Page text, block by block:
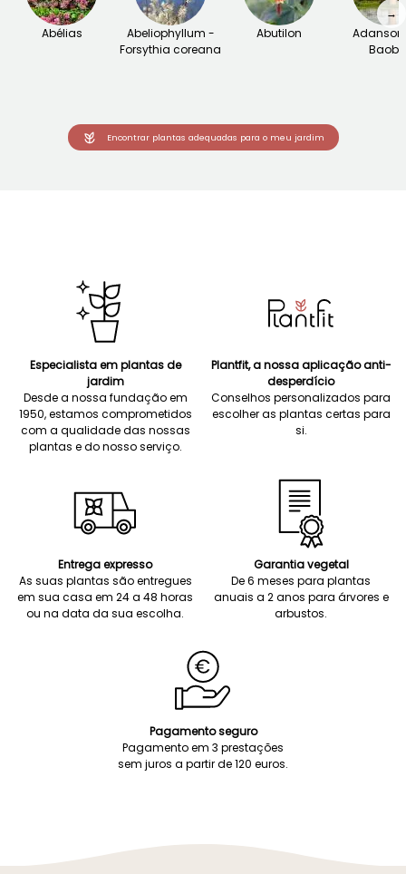
Abélias
Abeliophyllum -
Forsythia coreana
Abutilon
Baobá
→
Encontrar plantas adequadas para o meu jardim
Especialista em plantas de
jardim
Desde a nossa fundação em
1950, estamos comprometidos
com a qualidade das nossas
plantas e do nosso serviço.
Plantfit, a nossa aplicação anti-
desperdício
Conselhos personalizados para
escolher as plantas certas para
si.
Entrega expresso
As suas plantas são entregues
em sua casa em 24 a 48 horas
ou na data da sua escolha.
Garantia vegetal
De 6 meses para plantas
anuais a 2 anos para árvores e
arbustos.
Pagamento seguro
Pagamento em 3 prestações
sem juros a partir de 120 euros.